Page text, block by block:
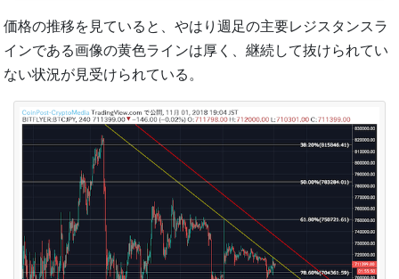
価格の推移を見ていると、やはり週足の主要レジスタンスラ
インである画像の黄色ラインは厚く、継続して抜けられてい
ない状況が見受けられている。